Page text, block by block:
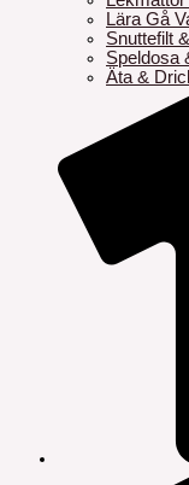
Lära Gå
Snuttefilt
Speldosa
Äta &